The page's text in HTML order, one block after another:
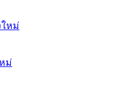
หม่
ม่